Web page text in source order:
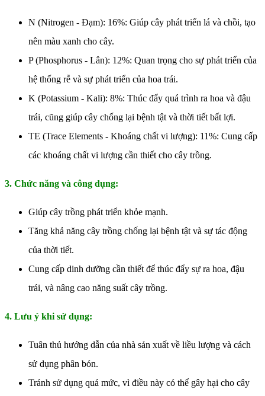
N (Nitrogen - Đạm): 16%: Giúp cây phát triển lá và chồi, tạo
nên màu xanh cho cây.
P (Phosphorus - Lân): 12%: Quan trọng cho sự phát triển của
hệ thống rễ và sự phát triển của hoa trái.
K (Potassium - Kali): 8%: Thúc đẩy quá trình ra hoa và đậu
trái, cũng giúp cây chống lại bệnh tật và thời tiết bất lợi.
TE (Trace Elements - Khoáng chất vi lượng): 11%: Cung cấp
các khoáng chất vi lượng cần thiết cho cây trồng.
3. Chức năng và công dụng:
Giúp cây trồng phát triển khỏe mạnh.
Tăng khả năng cây trồng chống lại bệnh tật và sự tác động
của thời tiết.
Cung cấp dinh dưỡng cần thiết để thúc đẩy sự ra hoa, đậu
trái, và nâng cao năng suất cây trồng.
4. Lưu ý khi sử dụng:
Tuân thủ hướng dẫn của nhà sản xuất về liều lượng và cách
sử dụng phân bón.
Tránh sử dụng quá mức, vì điều này có thể gây hại cho cây